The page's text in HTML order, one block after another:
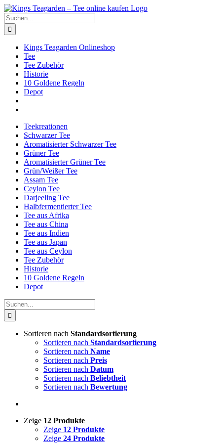
Zum
Inhalt
springen
Facebook
X
Instagram
Pinterest
Suche
nach:
Kings Teagarden Onlineshop
Tee
Tee Zubehör
Historie
10 Goldene Regeln
Depot
Teekreationen
Schwarzer Tee
Aromatisierter Schwarzer Tee
Grüner Tee
Aromatisierter Grüner Tee
Grün/Weißer Tee
Assam Tee
Ceylon Tee
Darjeeling Tee
Halbfermentierter Tee
Tee aus Afrika
Tee aus China
Tee aus Indien
Tee aus Japan
Tee aus Ceylon
Tee Zubehör
Historie
10 Goldene Regeln
Depot
Suche
nach:
Sortieren nach Standardsortierung
Sortieren nach Standardsortierung
Sortieren nach Name
Sortieren nach Preis
Sortieren nach Datum
Sortieren nach Beliebtheit
Sortieren nach Bewertung
Zeige 12 Produkte
Zeige 12 Produkte
Zeige 24 Produkte